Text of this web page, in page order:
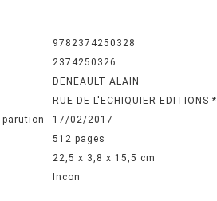
9782374250328
2374250326
DENEAULT ALAIN
RUE DE L'ECHIQUIER EDITIONS *
parution
17/02/2017
512 pages
22,5 x 3,8 x 15,5 cm
Incon